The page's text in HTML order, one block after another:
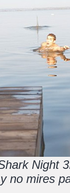
Night
no mires